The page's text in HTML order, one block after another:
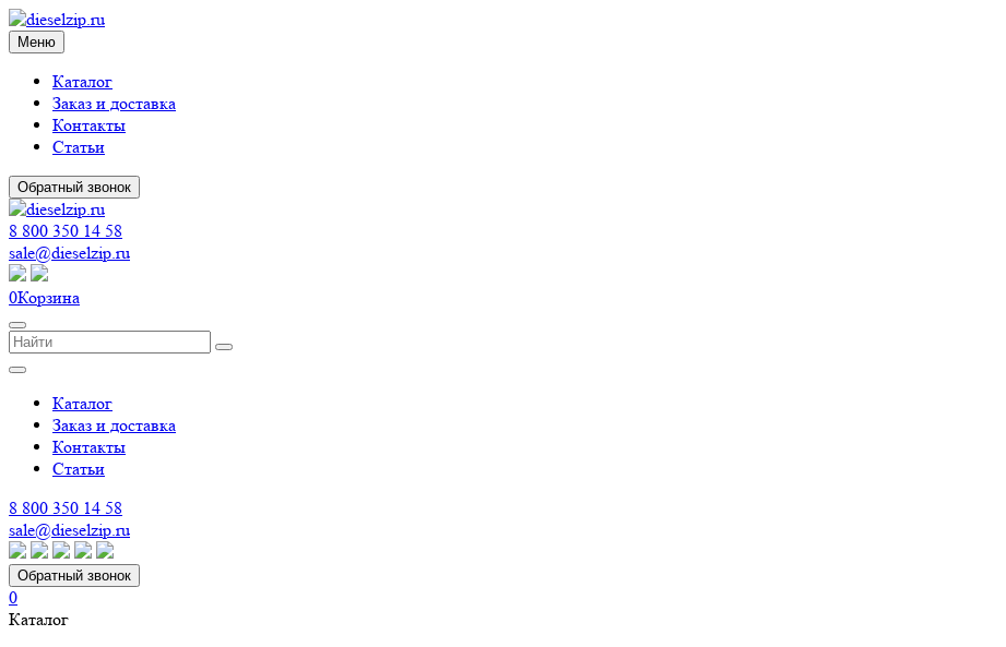
Меню
Каталог
Заказ и доставка
Контакты
Статьи
Обратный звонок
8 800 350 14 58
sale@dieselzip.ru
0Корзина
Каталог
Заказ и доставка
Контакты
Статьи
8 800 350 14 58
sale@dieselzip.ru
Обратный звонок
0
Каталог